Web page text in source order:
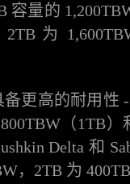
容量的
为
备更高的耐用性
（1TB
Delta 和
，2TB 为